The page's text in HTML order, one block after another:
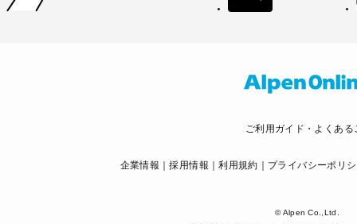
ご利用ガイド・よくある
企業情報 採用情報 利用規約 プライバシーポリ
© Alpen Co.,Ltd.